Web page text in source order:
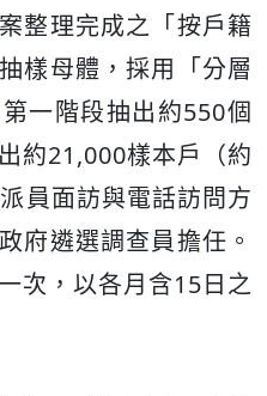
整理完成之「按戶籍
樣母體，採用「分層
一階段抽出約550個
約21,000樣本戶（約
員面訪與電話訪問方
府遴選調查員擔任。
次，以各月含15日之